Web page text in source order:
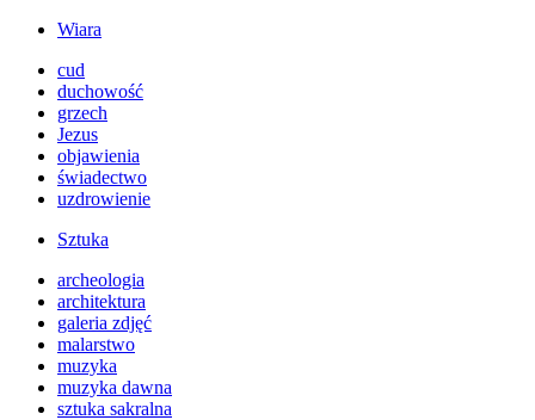
Wiara
cud
duchowość
grzech
Jezus
objawienia
świadectwo
uzdrowienie
Sztuka
archeologia
architektura
galeria zdjęć
malarstwo
muzyka
muzyka dawna
sztuka sakralna